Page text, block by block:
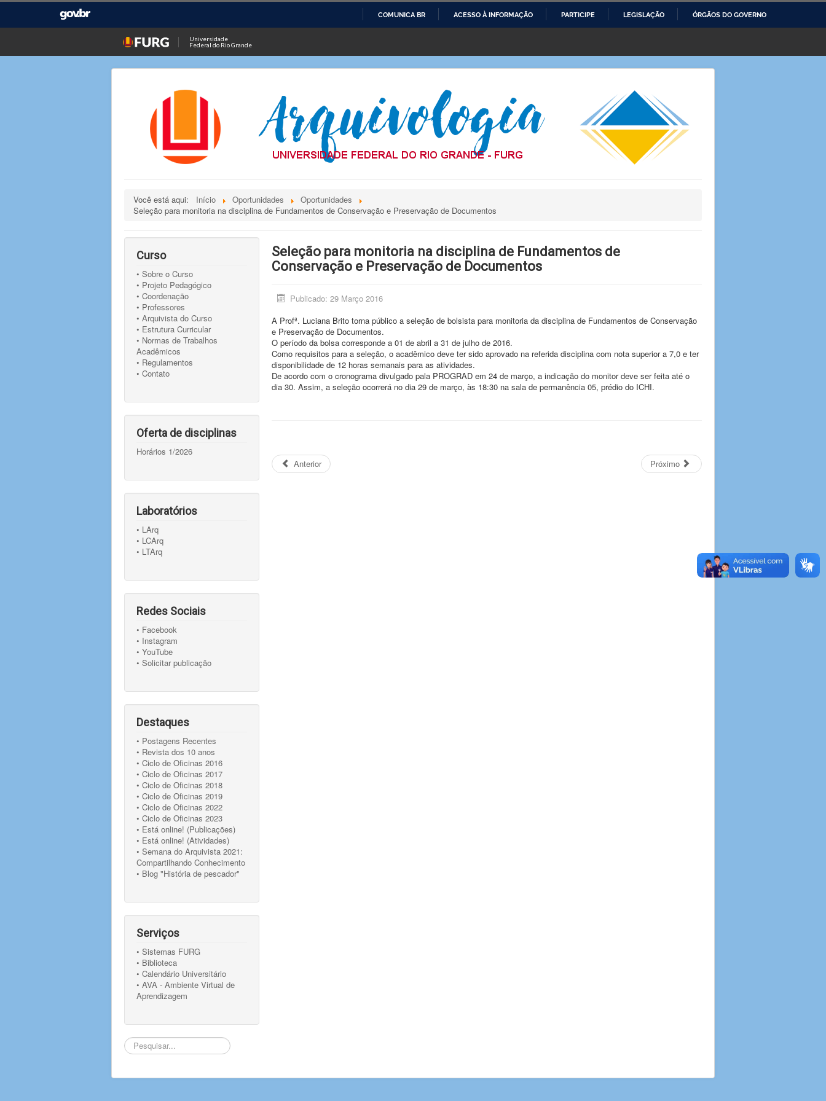
O
CONTEÚDO
COMUNICA BR ACESSO À INFORMAÇÃO PARTICIPE LEGISLAÇÃO ÓRGÃOS DO GOVERNO
Universidade
Federal do Rio Grande
Você está aqui: Início Oportunidades
Oportunidades
Seleção para monitoria na disciplina de Fundamentos de Conservação e Preservação de Documentos
Curso
• Sobre o Curso
• Projeto Pedagógico
• Coordenação
• Professores
• Arquivista do Curso
• Estrutura Curricular
• Normas de Trabalhos
Acadêmicos
• Regulamentos
• Contato
Oferta de disciplinas
Horários 1/2026
Laboratórios
• LArq
• LCArq
• LTArq
Redes Sociais
• Facebook
• Instagram
• YouTube
• Solicitar publicação
Destaques
• Postagens Recentes
• Revista dos 10 anos
• Ciclo de Oficinas 2016
• Ciclo de Oficinas 2017
• Ciclo de Oficinas 2018
• Ciclo de Oficinas 2019
• Ciclo de Oficinas 2022
• Ciclo de Oficinas 2023
• Está online! (Publicações)
• Está online! (Atividades)
• Semana do Arquivista 2021:
Compartilhando Conhecimento
• Blog "História de pescador"
Serviços
• Sistemas FURG
• Biblioteca
• Calendário Universitário
• AVA - Ambiente Virtual de
Aprendizagem
Pesquisar...
Seleção para monitoria na disciplina de Fundamentos de
Conservação e Preservação de Documentos
Publicado: 29 Março 2016
A Profª. Luciana Brito torna público a seleção de bolsista para monitoria da disciplina de Fundamentos de Conservação
e Preservação de Documentos.
O período da bolsa corresponde a 01 de abril a 31 de julho de 2016.
Como requisitos para a seleção, o acadêmico deve ter sido aprovado na referida disciplina com nota superior a 7,0 e ter
disponibilidade de 12 horas semanais para as atividades.
De acordo com o cronograma divulgado pala PROGRAD em 24 de março, a indicação do monitor deve ser feita até o
dia 30. Assim, a seleção ocorrerá no dia 29 de março, às 18:30 na sala de permanência 05, prédio do ICHI.
Anterior Próximo